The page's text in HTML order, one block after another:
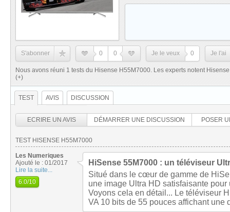
S'abonner 0 0 Je le veux 0 Je l'ai
Nous avons réuni 1 tests du Hisense H55M7000. Les experts notent
(+)
TEST AVIS DISCUSSION
ECRIRE UN AVIS DÉMARRER UNE DISCUSSION POSER
TEST HISENSE H55M7000
Les Numeriques
Ajouté le : 01/2017
Lire la suite...
6.0/10
HiSense 55M7000 : un téléviseur
Situé dans le cœur de gamme de
une image Ultra HD satisfaisante
Voyons cela en détail... Le téléviseur
VA 10 bits de 55 pouces affichant une